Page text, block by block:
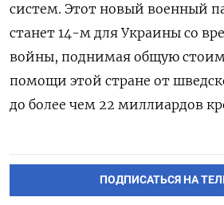
систем. Этот новый военный
станет 14-м для Украины со
войны, поднимая общую
помощи этой стране от
до более чем 22 миллиардов
ПОДПИСАТЬСЯ НА